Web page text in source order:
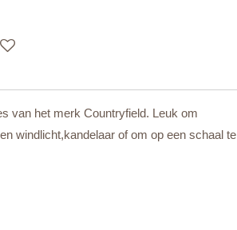
van het merk Countryfield. Leuk om
windlicht,kandelaar of om op een schaal te